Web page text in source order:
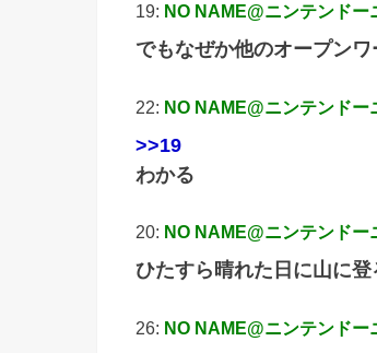
19: NO NAME@ニンテンドー
でもなぜか他のオープン
22: NO NAME@ニンテンドー
>>19
わかる
20: NO NAME@ニンテンドー
ひたすら晴れた日に山に登
26: NO NAME@ニンテンドー